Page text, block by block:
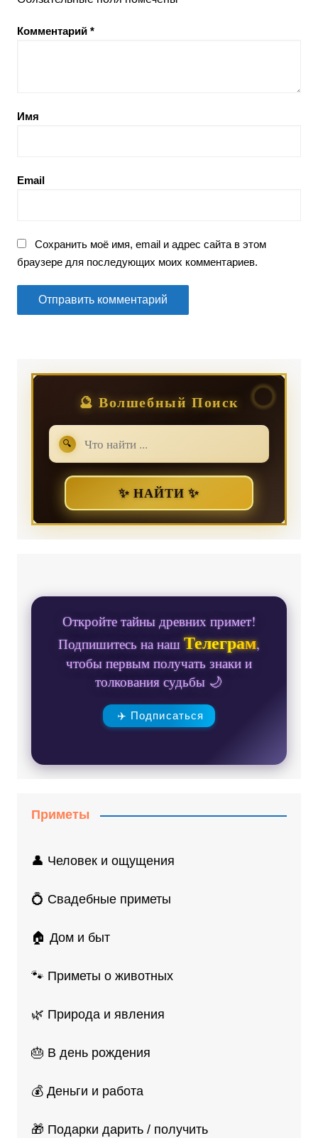
Комментарий *
Имя
Email
Сохранить моё имя, email и адрес сайта в этом
браузере для последующих моих комментариев.
🔮 Волшебный Поиск
🔍
✨ НАЙТИ ✨
Откройте тайны древних примет!
Подпишитесь на нашТелеграм,
чтобы первым получать знаки и
толкования судьбы 🌙
✈️ Подписаться
Приметы
👤 Человек и ощущения
💍 Свадебные приметы
🏠 Дом и быт
🐾 Приметы о животных
🌿 Природа и явления
🎂 В день рождения
💰 Деньги и работа
🎁 Подарки дарить / получить